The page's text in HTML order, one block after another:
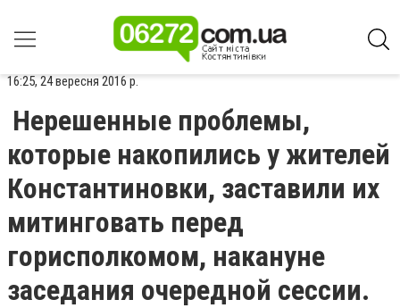
16:25, 24 вересня 2016 р.
Нерешенные проблемы,
которые накопились у жителей
Константиновки, заставили их
митинговать перед
горисполкомом, накануне
заседания очередной сессии.